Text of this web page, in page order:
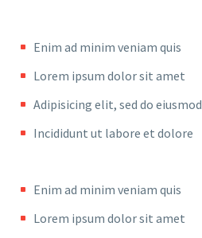
Enim ad minim veniam quis
Lorem ipsum dolor sit amet
Adipisicing elit, sed do eiusmod
Incididunt ut labore et dolore
Enim ad minim veniam quis
Lorem ipsum dolor sit amet